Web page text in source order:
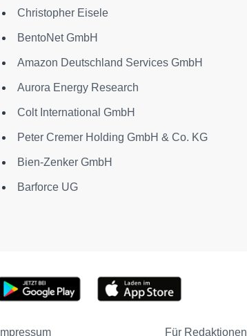
Christopher Eisele
BentoNet GmbH
Amazon Deutschland Services GmbH
Aurora Energy Research
Colt International GmbH
Peter Cremer Holding GmbH & Co. KG
Bien-Zenker GmbH
Barforce UG
Impressum Für Redaktionen